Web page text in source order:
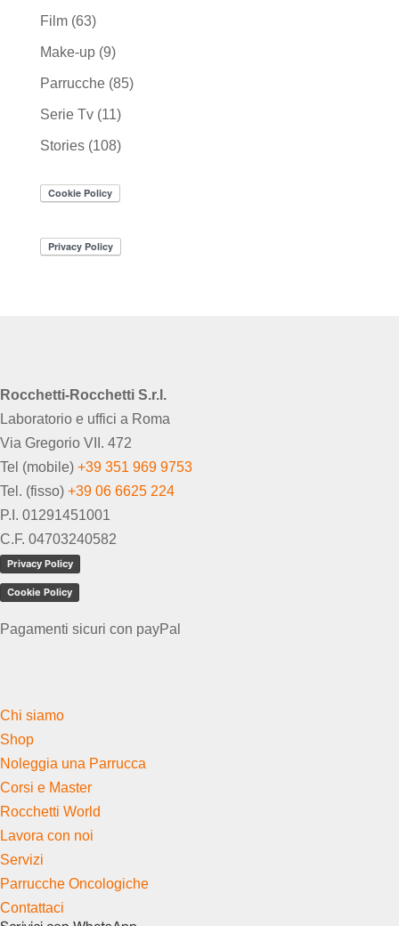
Film(63)
Make-up(9)
Parrucche(85)
Serie Tv(11)
Stories(108)
Rocchetti-Rocchetti S.r.l.
Laboratorio e uffici a Roma
Via Gregorio VII. 472
Tel (mobile) +39 351 969 9753
Tel. (fisso) +39 06 6625 224
P.I. 01291451001
C.F. 04703240582
Privacy Policy
Cookie Policy
Pagamenti sicuri con payPal
Chi siamo
Shop
Noleggia una Parrucca
Corsi e Master
Rocchetti World
Lavora con noi
Servizi
Parrucche Oncologiche
Contattaci